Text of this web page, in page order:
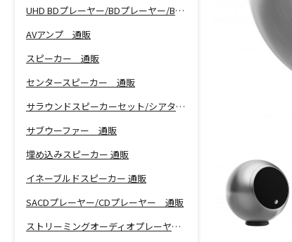
UHD BDプレーヤー/BDプレーヤー/BDレコーダー 通販
AVアンプ 通販
スピーカー 通販
センタースピーカー 通販
サラウンドスピーカーセット/シアターバー 通販
サブウーファー 通販
埋め込みスピーカー 通販
イネーブルドスピーカー 通販
SACDプレーヤー/CDプレーヤー 通販
ストリーミングオーディオプレーヤー 通販